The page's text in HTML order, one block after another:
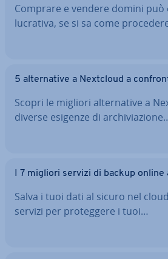
Comprare e vendere domini
lucrativa, se si sa come
5 al­ter­na­ti­ve a Nextcloud a
Scopri le migliori al­ter­na­ti­ve a
diverse esigenze di
I 7 migliori servizi di backup online
Salva i tuoi dati al sicuro nel
servizi per pro­teg­ge­re i tuoi…